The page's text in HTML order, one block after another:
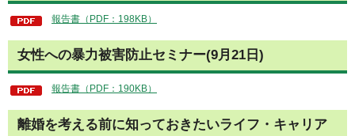
報告書（PDF：198KB）
女性への暴力被害防止セミナー(9月21日)
報告書（PDF：190KB）
離婚を考える前に知っておきたいライフ・キャリア